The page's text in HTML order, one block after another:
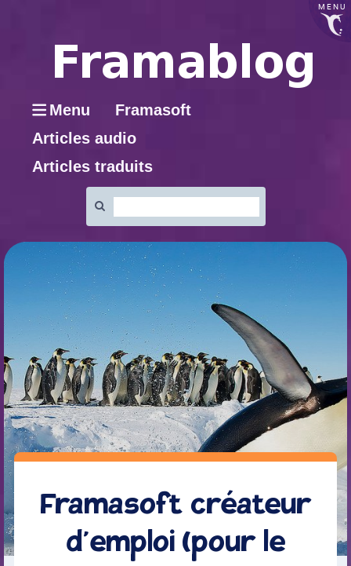
MENU
Menu
Framasoft
Articles audio
Articles traduits
:
Framasoft créateur
d’emploi (pour le